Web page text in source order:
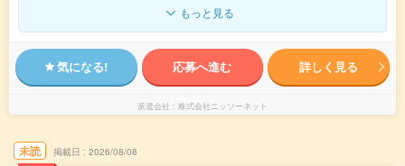
もっと見る
気になる! 応募へ進む 詳しく見る
派遣会社 株式会社ニッソーネット
未読 掲載日 2026/08/08